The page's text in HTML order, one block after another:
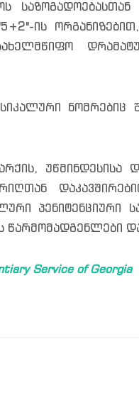
საზოგადოებასთან
ის
ნომრებიც
უწმინდესისა
პენიტენციური
წარმომადგენლები
Service of Georgia